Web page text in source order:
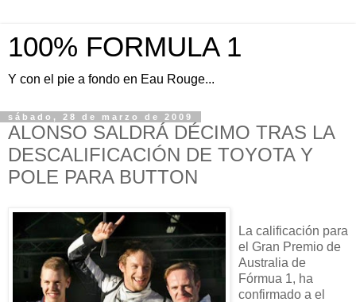
100% FORMULA 1
Y con el pie a fondo en Eau Rouge...
sábado, 28 de marzo de 2009
ALONSO SALDRÁ DÉCIMO TRAS LA
DESCALIFICACIÓN DE TOYOTA Y
POLE PARA BUTTON
La calificación para
el Gran Premio de
Australia de
Fórmua 1, ha
confirmado a el